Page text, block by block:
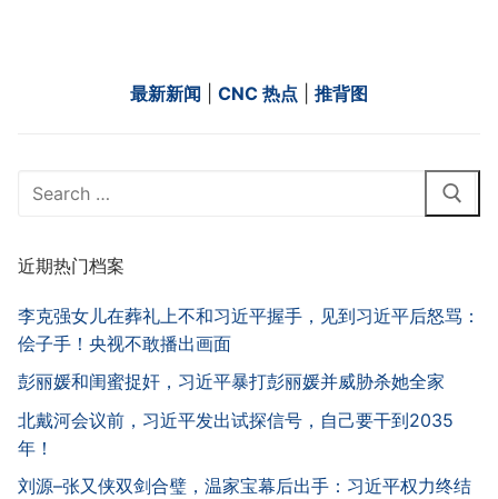
最新新闻 CNC 热点 推背图
Search
近期热门档案
李克强女儿在葬礼上不和习近平握手，见到习近平后怒骂：
侩子手！央视不敢播出画面
彭丽媛和闺蜜捉奸，习近平暴打彭丽媛并威胁杀她全家
北戴河会议前，习近平发出试探信号，自己要干到2035
年！
刘源–张又侠双剑合璧，温家宝幕后出手：习近平权力终结